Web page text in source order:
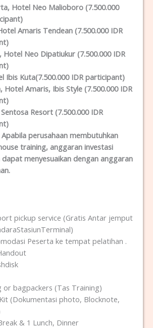
, Hotel Neo Malioboro (7.500.000
Amaris Tendean (7.500.000 IDR
Hotel Neo Dipatiukur (7.500.000 IDR
Ibis Kuta(7.500.000 IDR participant)
, Hotel Amaris, Ibis Style (7.500.000 IDR
Resort (7.500.000 IDR
perusahaan membutuhkan
training, anggaran investasi
menyesuaikan dengan anggaran
pickup service (Gratis Antar jemput
Peserta ke tempat pelatihan .
or bagpackers (Tas Training)
(Dokumentasi photo, Blocknote,
& 1 Lunch, Dinner